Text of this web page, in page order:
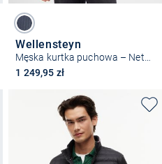
Wellensteyn
1 249,95 zł